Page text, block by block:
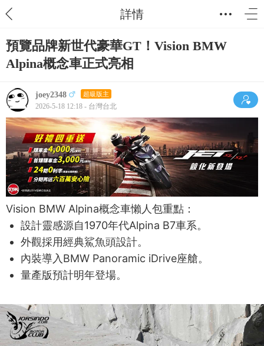
詳情
預覽品牌新世代豪華GT！Vision BMW
Alpina概念車正式亮相
joey2348 超級版主
2026-5-18 12:18 - 台灣台北
Vision BMW Alpina概念車懶人包重點：
設計靈感源自1970年代Alpina B7車系。
外觀採用經典鯊魚頭設計。
內裝導入BMW Panoramic iDrive座艙。
量產版預計明年登場。